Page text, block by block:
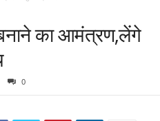
बनाने का आमंत्रण,लेंगे
0